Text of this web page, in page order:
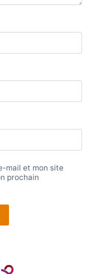
mail et mon site
prochain